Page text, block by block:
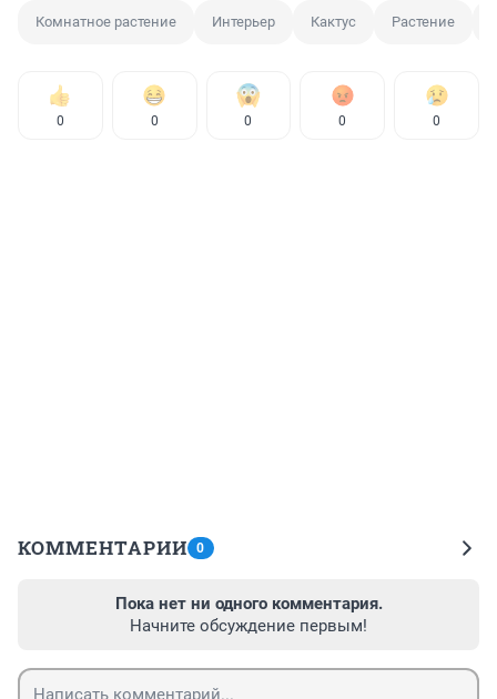
Комнатное растение Интерьер Кактус Растение
0 0 0 0 0
КОММЕНТАРИИ 0
Пока нет ни одного комментария.
Начните обсуждение первым!